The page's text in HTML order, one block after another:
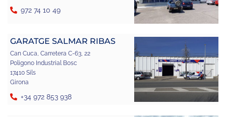
972 74 10 49
GARATGE SALMAR RIBAS
Can Cuca, Carretera C-63, 22
Poligono Industrial Bosc
17410 Sils
Girona
+34 972 853 938